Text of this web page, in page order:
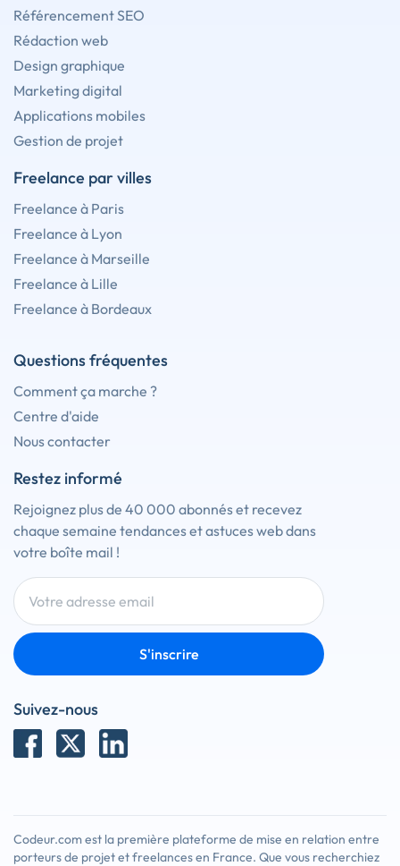
Référencement SEO
Rédaction web
Design graphique
Marketing digital
Applications mobiles
Gestion de projet
Freelance par villes
Freelance à Paris
Freelance à Lyon
Freelance à Marseille
Freelance à Lille
Freelance à Bordeaux
Questions fréquentes
Comment ça marche ?
Centre d'aide
Nous contacter
Restez informé
Rejoignez plus de 40 000 abonnés et recevez
chaque semaine tendances et astuces web dans
votre boîte mail !
S'inscrire
Suivez-nous
Codeur.com est la première plateforme de mise en relation entre
porteurs de projet et freelances en France. Que vous recherchiez